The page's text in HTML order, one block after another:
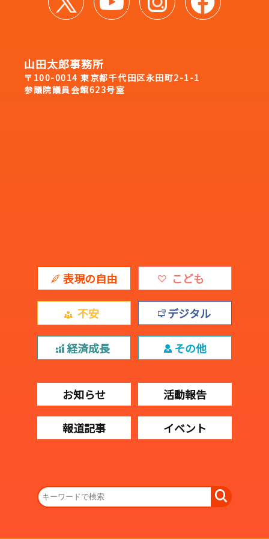
山田太郎事務所
〒100-0014 東京都千代田区永田町2-1-1
参議院議員会館623号室
表現の自由 こども
不安 デジタル
経済成長 その他
お知らせ 活動報告
報道記事 イベント